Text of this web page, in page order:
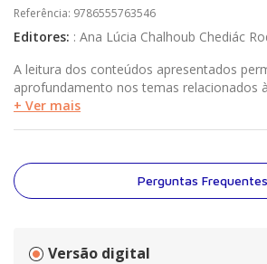
Referência: 9786555763546
Editores: : Ana Lúcia Chalhoub Chediác
A leitura dos conteúdos apresentados
aprofundamento nos temas relacionados
tratamento e à reabilitação do paciente
+ Ver mais
Perguntas Frequentes
Versão digital